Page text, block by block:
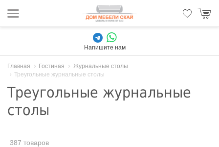
Напишите нам
Главная Гостиная
Журнальные столы
Треугольные журнальные столы
Треугольные журнальные
столы
387 товаров